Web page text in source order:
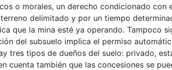
o morales, un derecho condicionado con
delimitado y por un tiempo
que la mina esté ya operando. Tampoco
del subsuelo implica el permiso
tres tipos de dueños del suelo: privado,
cuenta también que las concesiones se